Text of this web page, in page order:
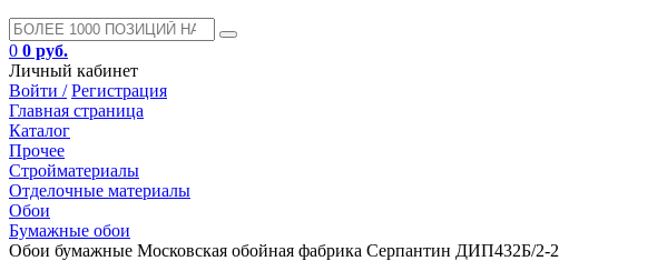
0 0 руб.
Личный кабинет
Войти / Регистрация
Главная страница
Каталог
Прочее
Стройматериалы
Отделочные материалы
Обои
Бумажные обои
Обои бумажные Московская обойная фабрика Серпантин ДИП432Б/2-2